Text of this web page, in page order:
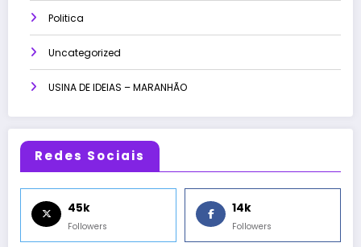
Politica
Uncategorized
USINA DE IDEIAS – MARANHÃO
Redes Sociais
45k
Followers
14k
Followers